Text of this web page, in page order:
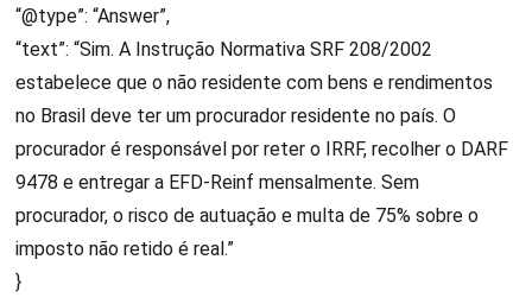
“@type”: “Answer”,
“text”: “Sim. A Instrução Normativa SRF 208/2002
estabelece que o não residente com bens e rendimentos
no Brasil deve ter um procurador residente no país. O
procurador é responsável por reter o IRRF, recolher o DARF
9478 e entregar a EFD-Reinf mensalmente. Sem
procurador, o risco de autuação e multa de 75% sobre o
imposto não retido é real.”
}